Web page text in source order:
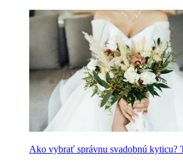
Ako vybrať správnu svadobnú kyticu?